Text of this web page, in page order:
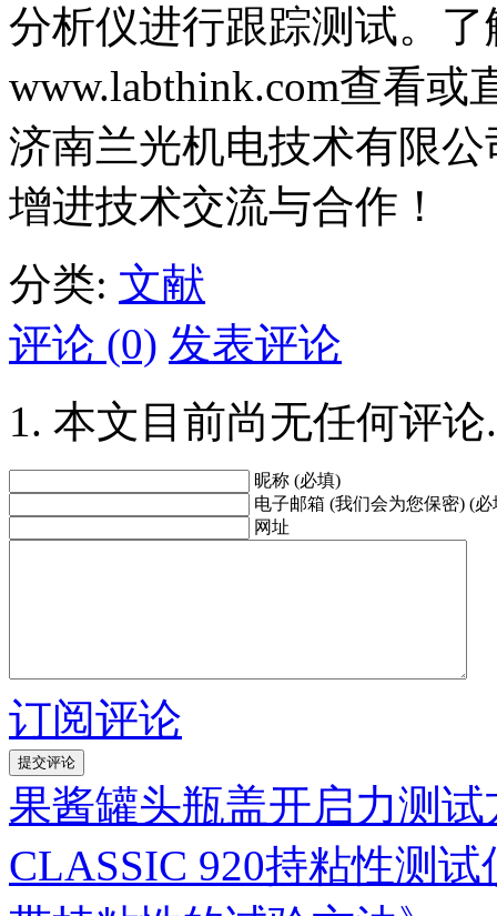
分析仪进行跟踪测试。
www.labthink.com查看或
济南兰光机电技术有限
增进技术交流与合作！
分类: 文献
评论 (0) 发表评论
本文目前尚无任何评论.
昵称 (必填)
电子邮箱 (我们会为您保密) (必
网址
订阅评论
果酱罐头瓶盖开启力测
CLASSIC 920持粘性测